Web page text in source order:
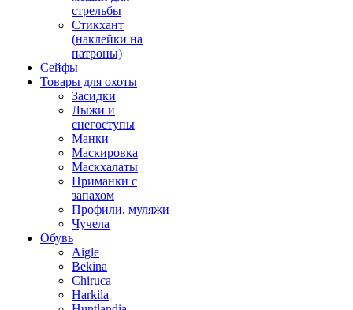
стрельбы
Стикхант
(наклейки на
патроны)
Сейфы
Товары для охоты
Засидки
Лыжи и
снегоступы
Манки
Маскировка
Маскхалаты
Приманки с
запахом
Профили, муляжи
Чучела
Обувь
Aigle
Bekina
Chiruсa
Harkila